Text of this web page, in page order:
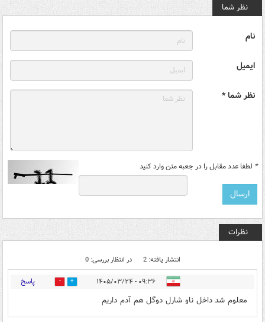
نظر شما
نام
ایمیل
نظر شما *
* لطفا عدد مقابل را در جعبه متن وارد کنید
نظرات
انتشار یافته: 2 در انتظار بررسی: 0
۰۹:۳۶ - ۱۴۰۵/۰۳/۲۴ 0 پاسخ
معلوم شد داخل ناو شارل دوگل هم آدم داریم